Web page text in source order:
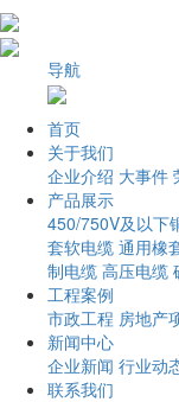
导航
首页
关于我们
企业介绍 大事件
产品展示
450/750V及以下
套软电缆 通用橡
制电缆 高压电缆
工程案例
市政工程 房地产
新闻中心
企业新闻 行业动
联系我们